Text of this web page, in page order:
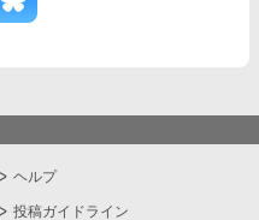
ヘルプ
投稿ガイドライン